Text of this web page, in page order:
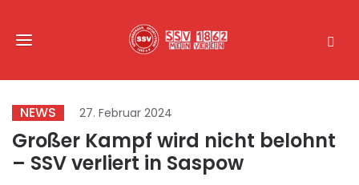
NEWS 27. Februar 2024
Großer Kampf wird nicht belohnt
– SSV verliert in Saspow